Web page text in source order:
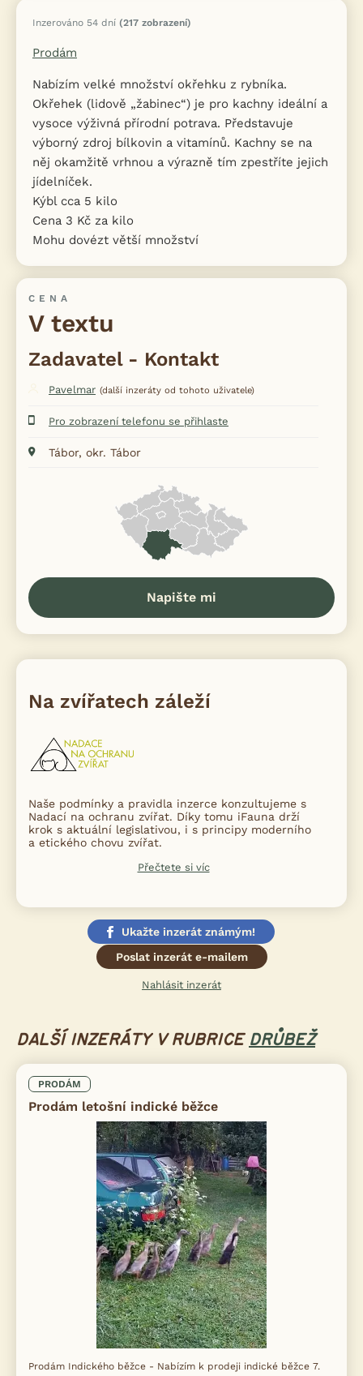
Inzerováno 54 dní (217 zobrazení)
Prodám
Nabízím velké množství okřehku z rybníka.
Okřehek (lidově „žabinec“) je pro kachny ideální a
vysoce výživná přírodní potrava. Představuje
výborný zdroj bílkovin a vitamínů. Kachny se na
něj okamžitě vrhnou a výrazně tím zpestříte jejich
jídelníček.
Kýbl cca 5 kilo
Cena 3 Kč za kilo
Mohu dovézt větší množství
CENA
V textu
Zadavatel - Kontakt
Pavelmar (další inzeráty od tohoto uživatele)
Pro zobrazení telefonu se přihlaste
Tábor, okr. Tábor
Napište mi
Na zvířatech záleží
Naše podmínky a pravidla inzerce konzultujeme s
Nadací na ochranu zvířat. Díky tomu iFauna drží
krok s aktuální legislativou, i s principy moderního
a etického chovu zvířat.
Přečtete si víc
Ukažte inzerát známým!
Poslat inzerát e-mailem
Nahlásit inzerát
DALŠÍ INZERÁTY V RUBRICE DRŮBEŽ
PRODÁM
Prodám letošní indické běžce
Prodám Indického běžce - Nabízím k prodeji indické běžce 7.